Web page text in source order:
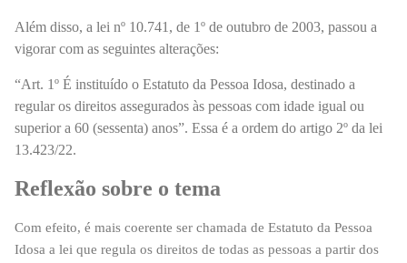
Além disso, a lei nº 10.741, de 1º de outubro de 2003, passou a
vigorar com as seguintes alterações:
“Art. 1º É instituído o Estatuto da Pessoa Idosa, destinado a
regular os direitos assegurados às pessoas com idade igual ou
superior a 60 (sessenta) anos”. Essa é a ordem do artigo 2º da lei
13.423/22.
Reflexão sobre o tema
Com efeito, é mais coerente ser chamada de Estatuto da Pessoa
Idosa a lei que regula os direitos de todas as pessoas a partir dos